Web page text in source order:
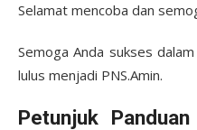
Selamat mencoba dan
Semoga Anda sukses
lulus menjadi PNS.Amin.
Petunjuk